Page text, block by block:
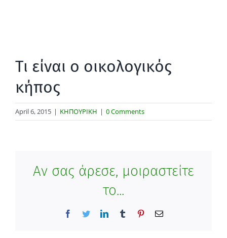
Τι είναι ο οικολογικός
κήπος
April 6, 2015 | ΚΗΠΟΥΡΙΚΗ | 0 Comments
Αν σας άρεσε, μοιραστείτε
το...
Facebook
TwitterLinkedInTumblr PinterestEmail